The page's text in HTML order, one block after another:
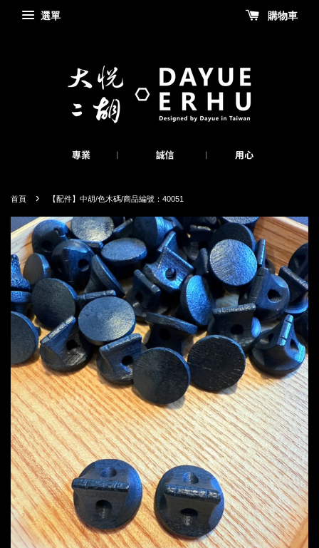
選單 購物車
首頁 › 【配件】中胡/色木碼/商品編號：40051